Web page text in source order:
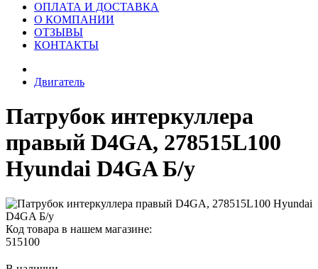
ОПЛАТА И ДОСТАВКА
О КОМПАНИИ
ОТЗЫВЫ
КОНТАКТЫ
Двигатель
Патрубок интеркуллера
правый D4GA, 278515L100
Hyundai D4GA Б/у
Код товара в нашем магазине:
515100